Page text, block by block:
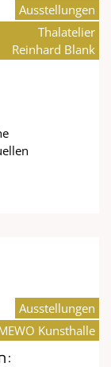
Ausstellungen
Thalatelier
Reinhard Blank
Ausstellungen
Kunsthalle